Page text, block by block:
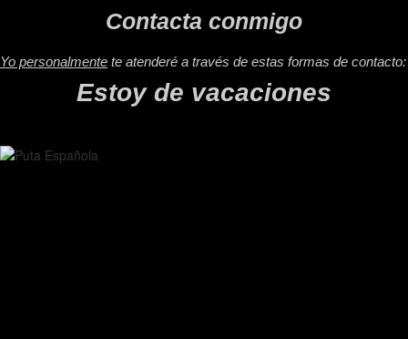
Contacta conmigo
Yo personalmente te atenderé a través de estas formas de contacto:
Estoy de vacaciones